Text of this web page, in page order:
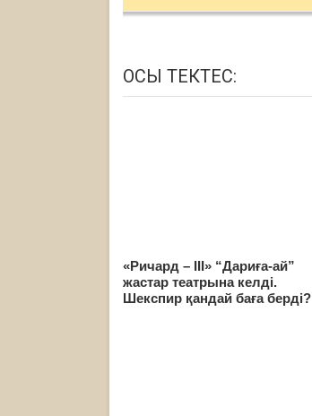
ОСЫ ТЕКТЕС:
«Ричард – ІІІ» “Дариға-ай”
жастар театрына келді.
Шекспир қандай баға берді?